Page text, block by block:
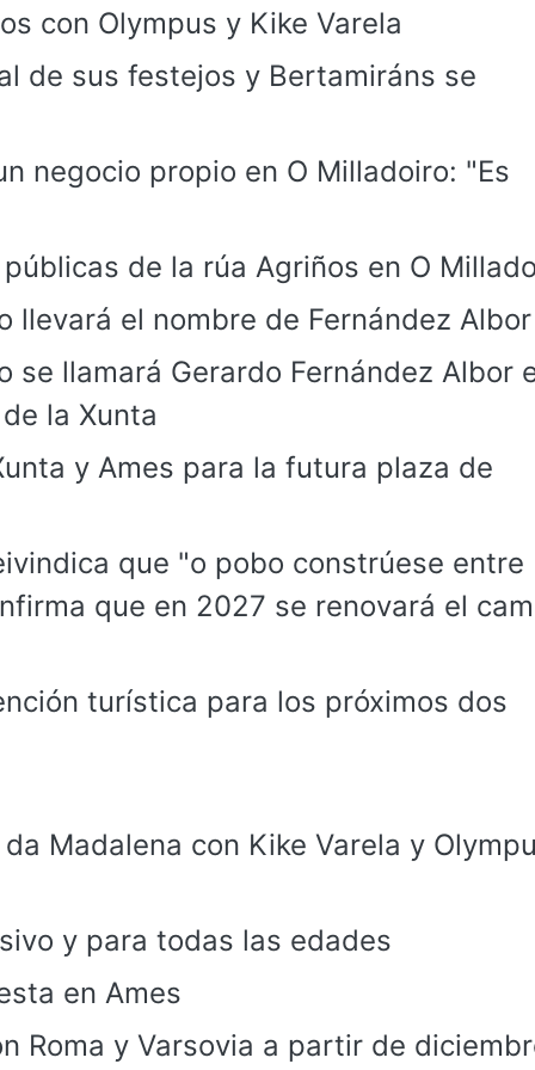
con Olympus y Kike Varela
de sus festejos y Bertamiráns se
negocio propio en O Milladoiro: "Es
de la rúa Agriños en O
llevará el nombre de Fernández Albor
se llamará Gerardo Fernández Albor
la Xunta
y Ames para la futura plaza de
que "o pobo constrúese entre
que en 2027 se renovará el
turística para los próximos dos
Madalena con Kike Varela y
y para todas las edades
en Ames
Roma y Varsovia a partir de